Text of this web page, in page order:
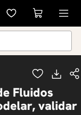
Fluidos
validar